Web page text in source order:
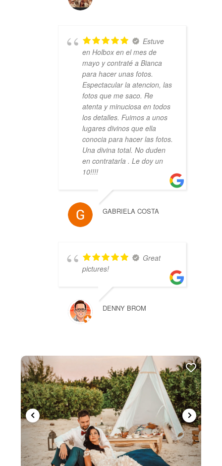
Estuve
en Holbox en el mes de
mayo y contraté a Bianca
para hacer unas fotos.
Espectacular la atencion, las
fotos que me saco. Re
atenta y minuciosa en todos
los detalles. Fuimos a unos
lugares divinos que ella
conocia para hacer las fotos.
Una divina total. No duden
en contratarla . Le doy un
10!!!!
GABRIELA COSTA
Great
pictures!
DENNY BROM